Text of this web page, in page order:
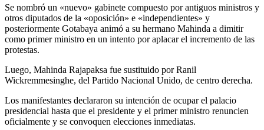
Se nombró un «nuevo» gabinete compuesto por antiguos ministros y
otros diputados de la «oposición» e «independientes» y
posteriormente Gotabaya animó a su hermano Mahinda a dimitir
como primer ministro en un intento por aplacar el incremento de las
protestas.
Luego, Mahinda Rajapaksa fue sustituido por Ranil
Wickremmesinghe, del Partido Nacional Unido, de centro derecha.
Los manifestantes declararon su intención de ocupar el palacio
presidencial hasta que el presidente y el primer ministro renuncien
oficialmente y se convoquen elecciones inmediatas.